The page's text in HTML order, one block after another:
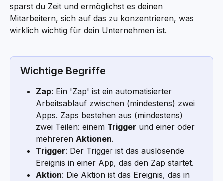
sparst du Zeit und ermöglichst es deinen
Mitarbeitern, sich auf das zu konzentrieren, was
wirklich wichtig für dein Unternehmen ist.
Wichtige Begriffe
Zap: Ein 'Zap' ist ein automatisierter
Arbeitsablauf zwischen (mindestens) zwei
Apps. Zaps bestehen aus (mindestens)
zwei Teilen: einem Trigger und einer oder
mehreren Aktionen.
Trigger: Der Trigger ist das auslösende
Ereignis in einer App, das den Zap startet.
Aktion: Die Aktion ist das Ereignis, das in